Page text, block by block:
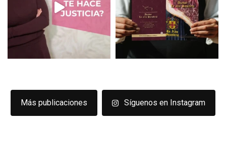
Más publicaciones Síguenos en Instagram